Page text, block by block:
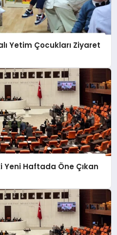
Yetim Çocukları Ziyaret
Yeni Haftada Öne Çıkan